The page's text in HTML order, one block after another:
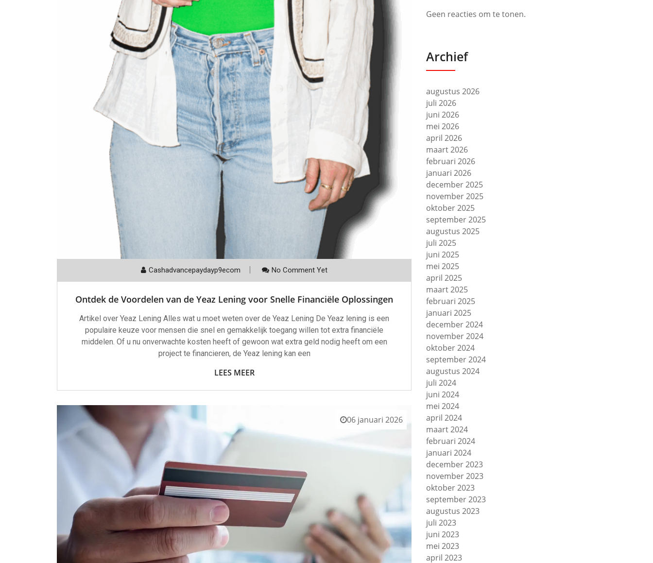
Cashadvancepaydayp9ecom No Comment Yet
Ontdek de Voordelen van de Yeaz Lening voor Snelle Financiële Oplossingen
Artikel over Yeaz Lening Alles wat u moet weten over de Yeaz Lening De Yeaz lening is een
populaire keuze voor mensen die snel en gemakkelijk toegang willen tot extra financiële
middelen. Of u nu onverwachte kosten heeft of gewoon wat extra geld nodig heeft om een
project te financieren, de Yeaz lening kan een
LEES MEER
06 januari 2026
Geen reacties om te tonen.
Archief
augustus 2026
juli 2026
juni 2026
mei 2026
april 2026
maart 2026
februari 2026
januari 2026
december 2025
november 2025
oktober 2025
september 2025
augustus 2025
juli 2025
juni 2025
mei 2025
april 2025
maart 2025
februari 2025
januari 2025
december 2024
november 2024
oktober 2024
september 2024
augustus 2024
juli 2024
juni 2024
mei 2024
april 2024
maart 2024
februari 2024
januari 2024
december 2023
november 2023
oktober 2023
september 2023
augustus 2023
juli 2023
juni 2023
mei 2023
april 2023